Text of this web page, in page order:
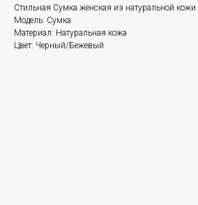
Стильная Сумка женская из натуральной кожи.
Модель: Сумка
Материал: Натуральная кожа
Цвет: Черный/Бежевый